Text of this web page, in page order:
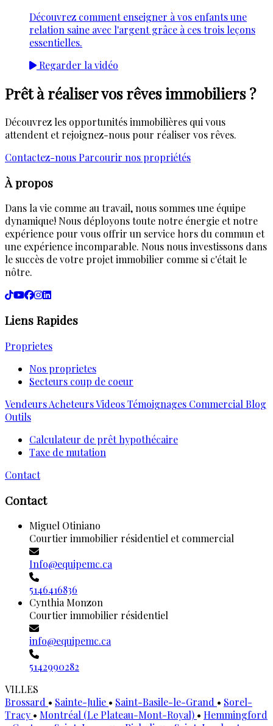
Découvrez comment enseigner à vos enfants une
relation saine avec l'argent grâce à ces trois leçons
essentielles.
Regarder la vidéo
Prêt à réaliser vos rêves immobiliers ?
Découvrez les opportunités immobilières qui vous
attendent et rejoignez-nous pour réaliser vos rêves.
Contactez-nous Parcourir nos propriétés
À propos
Dans la vie comme au travail, nous sommes une équipe
dynamique! Nous déployons toute notre énergie et notre
expérience pour vous offrir un service hors du commun et
une expérience incomparable. Nous nous investissons dans
le succès de votre projet immobilier comme si c'était le
nôtre.
Liens Rapides
Proprietes
Nos proprietes
Secteurs coup de coeur
VendeursAcheteursVideosTémoignages Commercial Blog
Outils
Calculateur de prêt hypothécaire
Taxe de mutation
Contact
Contact
Miguel Otiniano
Courtier immobilier résidentiel et commercial
Info@equipemc.ca
5146416836
Cynthia Monzon
Courtier immobilier résidentiel
info@equipemc.ca
5142990282
VILLES
Brossard • Sainte-Julie • Saint-Basile-le-Grand • Sorel-
Tracy • Montréal (Le Plateau-Mont-Royal) • Hemmingford